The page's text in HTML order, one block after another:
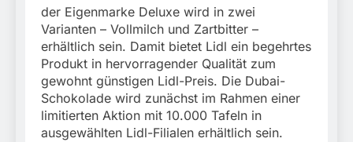
der Eigenmarke Deluxe wird in zwei
Varianten – Vollmilch und Zartbitter –
erhältlich sein. Damit bietet Lidl ein begehrtes
Produkt in hervorragender Qualität zum
gewohnt günstigen Lidl-Preis. Die Dubai-
Schokolade wird zunächst im Rahmen einer
limitierten Aktion mit 10.000 Tafeln in
ausgewählten Lidl-Filialen erhältlich sein.